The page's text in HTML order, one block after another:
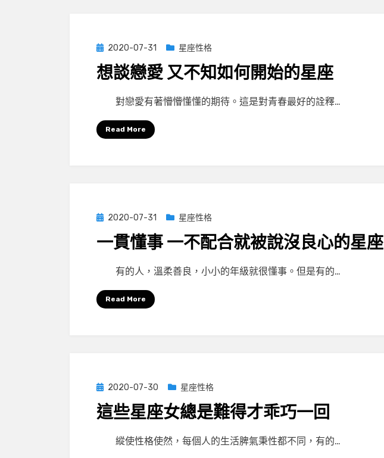
Posted
on
2020-07-31 星座性格
想談戀愛 又不知如何開始的星座
by小編
對戀愛有著懵懵懂懂的期待。這是對青春最好的詮釋…
Read More
Posted
2020-07-31 星座性格
一貫懂事 一不配合就被說沒良心的星座
by小編
有的人，溫柔善良，小小的年級就很懂事。但是有的…
Read More
Posted
on
2020-07-30 星座性格
這些星座女總是難得才乖巧一回
by小編
縱使性格使然，每個人的生活脾氣秉性都不同，有的…